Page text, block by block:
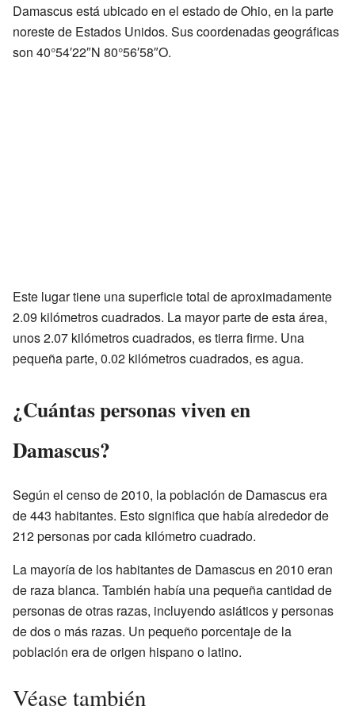
Damascus está ubicado en el estado de Ohio, en la parte
noreste de Estados Unidos. Sus coordenadas geográficas
son 40°54′22″N 80°56′58″O.
Este lugar tiene una superficie total de aproximadamente
2.09 kilómetros cuadrados. La mayor parte de esta área,
unos 2.07 kilómetros cuadrados, es tierra firme. Una
pequeña parte, 0.02 kilómetros cuadrados, es agua.
¿Cuántas personas viven en
Damascus?
Según el censo de 2010, la población de Damascus era
de 443 habitantes. Esto significa que había alrededor de
212 personas por cada kilómetro cuadrado.
La mayoría de los habitantes de Damascus en 2010 eran
de raza blanca. También había una pequeña cantidad de
personas de otras razas, incluyendo asiáticos y personas
de dos o más razas. Un pequeño porcentaje de la
población era de origen hispano o latino.
Véase también